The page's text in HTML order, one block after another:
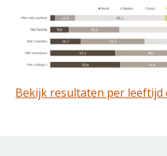
Bekijk resultaten per leeftijd